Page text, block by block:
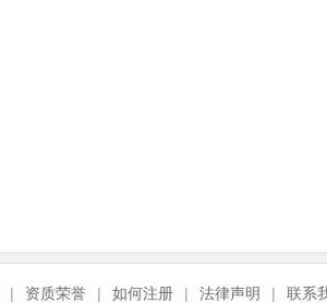
| 资质荣誉 | 如何注册 | 法律声明 |
联系